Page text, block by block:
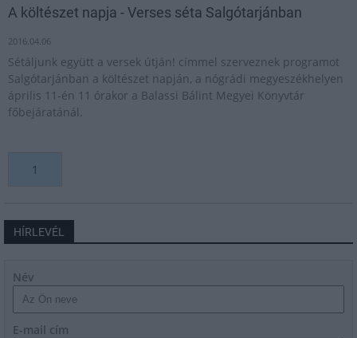
A költészet napja - Verses séta Salgótarjánban
2016.04.06
Sétáljunk együtt a versek útján! címmel szerveznek programot
Salgótarjánban a költészet napján, a nógrádi megyeszékhelyen
április 11-én 11 órakor a Balassi Bálint Megyei Könyvtár
főbejáratánál.
1
HÍRLEVÉL
Név
E-mail cím